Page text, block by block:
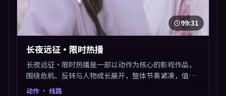
99:31
长夜远征·限时热播
长夜远征·限时热播是一部以动作为核心的影视作品，
围绕危机、反转与人物成长展开，整体节奏紧凑，值得
推荐观看。
动作 · 线路